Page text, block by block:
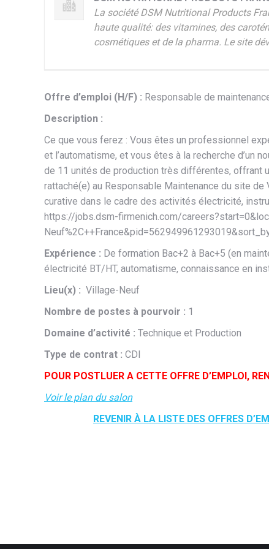
La société DSM Nutritional Products
haute qualité: des vitamines, des
cosmétiques et de la pharma. Le site
Offre d’emploi (H/F) : Responsable de
Description :
Ce que vous ferez : Vous êtes un professionnel
et l’automatisme, et vous êtes à la recherche d’un
de 11 unités de production très différentes, offrant
rattaché(e) au Responsable Maintenance du site
curative dans le cadre des activités électricité,
https://jobs.dsm-firmenich.com/
Expérience : De formation Bac+2 à Bac+5 (en
électricité BT/HT, automatisme, connaissance en
Lieu(x) : Village-Neuf
Nombre de postes à pourvoir : 1
Domaine d’activité : Technique et Production
Type de contrat : CDI
POUR POSTLUER A CETTE OFFRE D’EMPLOI,
Voir le plan du salon
REVENIR À LA LISTE DES OFFRES